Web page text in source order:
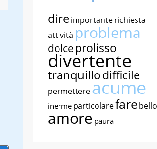
direimportanterichiesta
attività problema
dolce prolisso
divertente
tranquillodifficile
permettereacume
inerme particolarefare bello
amore paura